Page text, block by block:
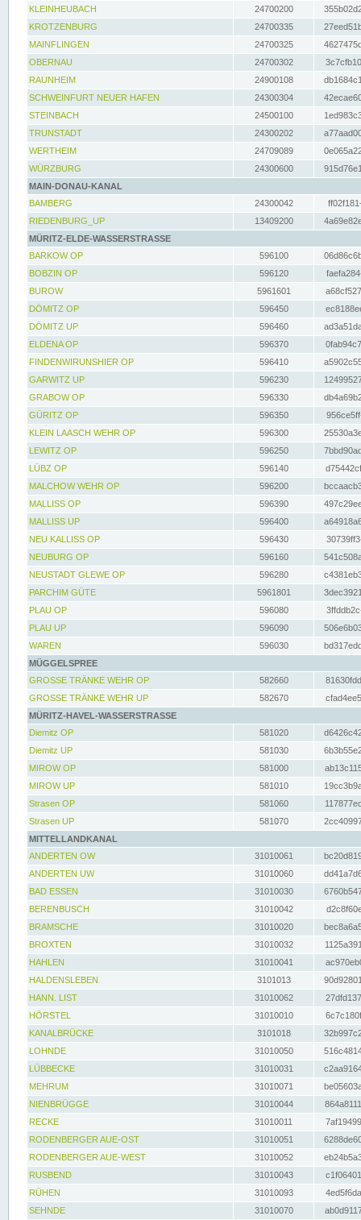
KLEINHEUBACH 24700200
KROTZENBURG
24700335
MAINFLINGEN
24700325
OBERNAU
24700302
RAUNHEIM
24900108
SCHWEINFURT NEUER HAFEN
24300304
STEINBACH
24500100
TRUNSTADT
24300202
WERTHEIM
24709089
WÜRZBURG
24300600
MAIN-DONAU-KANAL
BAMBERG
24300042
RIEDENBURG_UP
13409200
MÜRITZ-ELDE-WASSERSTRASSE
BARKOW OP
596100
BOBZIN OP
596120
BUROW
5961601
DÖMITZ OP
596450
DÖMITZ UP
596460
ELDENA OP
596370
FINDENWIRUNSHIER OP
596410
GARWITZ UP
596230
GRABOW OP
596330
GÜRITZ OP
596350
KLEIN LAASCH WEHR OP
596300
LEWITZ OP
596250
LÜBZ OP
596140
MALCHOW WEHR OP
596200
MALLISS OP
596390
MALLISS UP
596400
NEU KALLISS OP
596430
NEUBURG OP
596160
NEUSTADT GLEWE OP
596280
PARCHIM GÜTE
5961801
PLAU OP
596080
PLAU UP
596090
WAREN
596030
MÜGGELSPREE
GROSSE TRÄNKE WEHR OP
582660
GROSSE TRÄNKE WEHR UP
582670
MÜRITZ-HAVEL-WASSERSTRASSE
Diemitz OP
581020
Diemitz UP
581030
MIROW OP
581000
MIROW UP
581010
Strasen OP
581060
Strasen UP
581070
MITTELLANDKANAL
ANDERTEN OW
31010061
ANDERTEN UW
31010060
BAD ESSEN
31010030
BERENBUSCH
31010042
BRAMSCHE
31010020
BROXTEN
31010032
HAHLEN
31010041
HALDENSLEBEN
3101013
HANN. LIST
31010062
HÖRSTEL
31010010
KANALBRÜCKE
3101018
LOHNDE
31010050
LÜBBECKE
31010031
MEHRUM
31010071
NIENBRÜGGE
31010044
RECKE
31010011
RODENBERGER AUE-OST
31010051
RODENBERGER AUE-WEST
31010052
RUSBEND
31010043
RÜHEN
31010093
SEHNDE
31010070